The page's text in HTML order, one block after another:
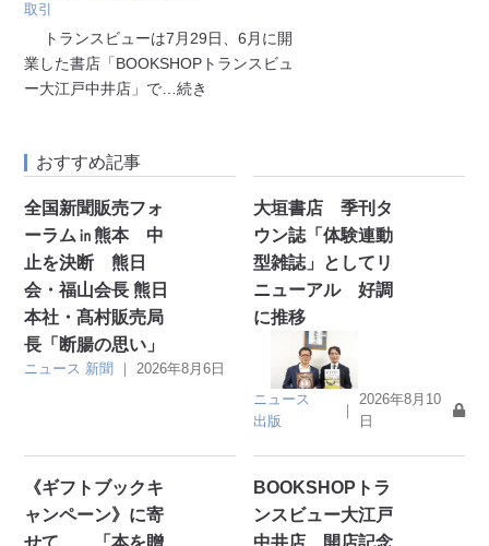
取引
トランスビューは7月29日、6月に開
業した書店「BOOKSHOPトランスビュ
ー大江戸中井店」で …続き
おすすめ記事
全国新聞販売フォ
ーラム㏌熊本 中
止を決断 熊日
会・福山会長 熊日
本社・髙村販売局
長「断腸の思い」
ニュース 新聞 ｜2026年8月6日
大垣書店 季刊タ
ウン誌「体験連動
型雑誌」としてリ
ニューアル 好調
に推移
ニュース
出版
｜
2026年8月10
日
《ギフトブックキ
ャンペーン》に寄
BOOKSHOPトラ
ンスビュー大江戸